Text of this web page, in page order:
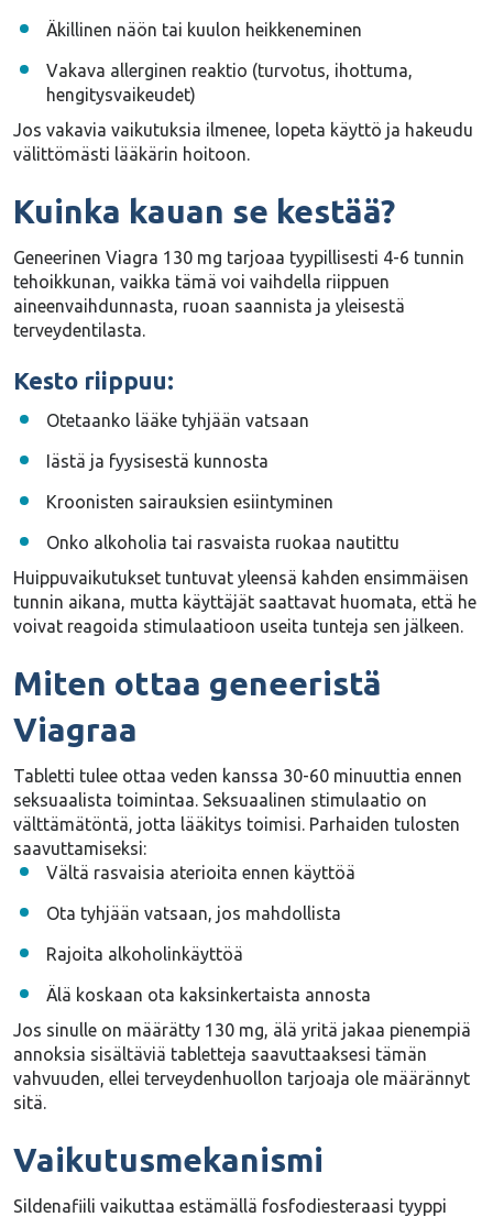
Äkillinen näön tai kuulon heikkeneminen
Vakava allerginen reaktio (turvotus, ihottuma,
hengitysvaikeudet)
Jos vakavia vaikutuksia ilmenee, lopeta käyttö ja hakeudu
välittömästi lääkärin hoitoon.
Kuinka kauan se kestää?
Geneerinen Viagra 130 mg tarjoaa tyypillisesti 4-6 tunnin
tehoikkunan, vaikka tämä voi vaihdella riippuen
aineenvaihdunnasta, ruoan saannista ja yleisestä
terveydentilasta.
Kesto riippuu:
Otetaanko lääke tyhjään vatsaan
Iästä ja fyysisestä kunnosta
Kroonisten sairauksien esiintyminen
Onko alkoholia tai rasvaista ruokaa nautittu
Huippuvaikutukset tuntuvat yleensä kahden ensimmäisen
tunnin aikana, mutta käyttäjät saattavat huomata, että he
voivat reagoida stimulaatioon useita tunteja sen jälkeen.
Miten ottaa geneeristä
Viagraa
Tabletti tulee ottaa veden kanssa 30-60 minuuttia ennen
seksuaalista toimintaa. Seksuaalinen stimulaatio on
välttämätöntä, jotta lääkitys toimisi. Parhaiden tulosten
saavuttamiseksi:
Vältä rasvaisia aterioita ennen käyttöä
Ota tyhjään vatsaan, jos mahdollista
Rajoita alkoholinkäyttöä
Älä koskaan ota kaksinkertaista annosta
Jos sinulle on määrätty 130 mg, älä yritä jakaa pienempiä
annoksia sisältäviä tabletteja saavuttaaksesi tämän
vahvuuden, ellei terveydenhuollon tarjoaja ole määrännyt
sitä.
Vaikutusmekanismi
Sildenafiili vaikuttaa estämällä fosfodiesteraasi tyyppi